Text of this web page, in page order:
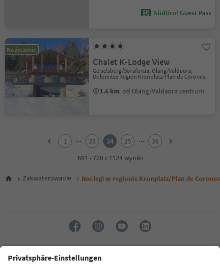
Südtirol Guest Pass
Na życzenie
Chalet K-Lodge View
Geiselsberg/Sorafurcia, Olang/Valdaora,
Dolomites Region Kronplatz/Plan de Corones
1.6 km od Olang/Valdaora centrum
6
13
14
1 ... 23 24 25 ...
38
691 - 720 z 1124 wyniki
Zakwaterowanie Noclegi w regionie Kronplatz/Plan de Corones
Język: Polski